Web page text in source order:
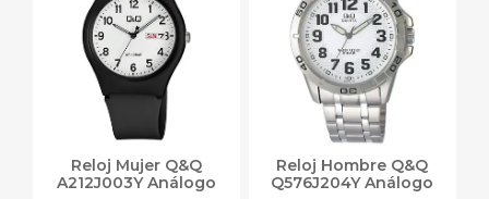
Reloj Mujer Q&Q
A212J003Y Análogo
Reloj Hombre Q&Q
Q576J204Y Análogo